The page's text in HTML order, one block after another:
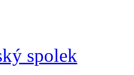
spolek